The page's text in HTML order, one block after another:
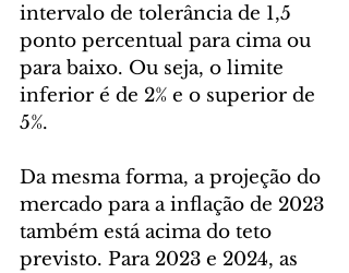
intervalo de tolerância de 1,5
ponto percentual para cima ou
para baixo. Ou seja, o limite
inferior é de 2% e o superior de
5%.
Da mesma forma, a projeção do
mercado para a inflação de 2023
também está acima do teto
previsto. Para 2023 e 2024, as